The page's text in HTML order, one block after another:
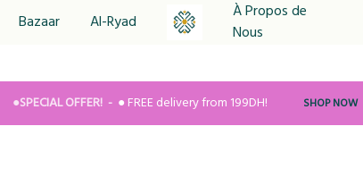
Bazaar Al-Ryad
Le
Plaisir
De
À Propos de
Nous
●SPECIAL OFFER! ● FREE delivery from 199DH! SHOP NOW